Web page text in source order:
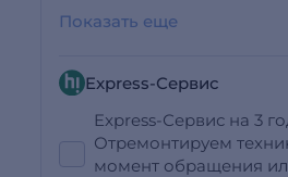
Показать еще
Express-Сервис
Express-Сервис на 3
Отремонтируем
момент обращения